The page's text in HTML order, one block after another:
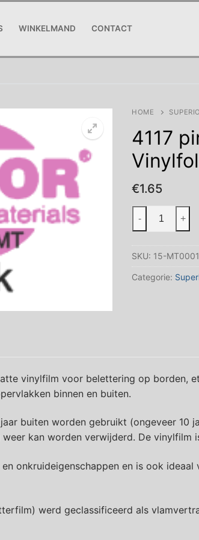
WINKELMAND CONTACT
HOME
4117
€1.65
4100
Vinylfolie
- +
SKU: 15-
Categorie:
vinylfilm voor belettering op borden,
binnen en buiten.
buiten worden gebruikt (ongeveer 10
kan worden verwijderd. De
onkruideigenschappen en is ook
werd geclassificeerd als